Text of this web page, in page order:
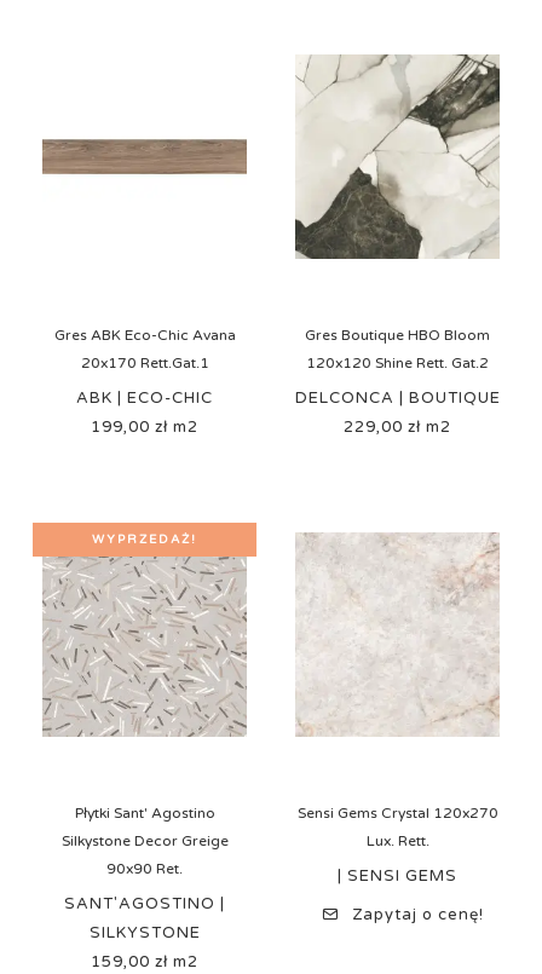
Gres ABK Eco-Chic Avana
20x170 Rett.Gat.1
ABK | ECO-CHIC
Cena
199,00 zł m2
Gres Boutique HBO Bloom
120x120 Shine Rett. Gat.2
DELCONCA | BOUTIQUE
Cena
229,00 zł m2
Płytki Sant' Agostino
Silkystone Decor Greige
90x90 Ret.
SANT'AGOSTINO |
SILKYSTONE
Cena
159,00 zł m2
WYPRZEDAŻ!
Sensi Gems Crystal 120x270
Lux. Rett.
| SENSI GEMS
Zapytaj o cenę!